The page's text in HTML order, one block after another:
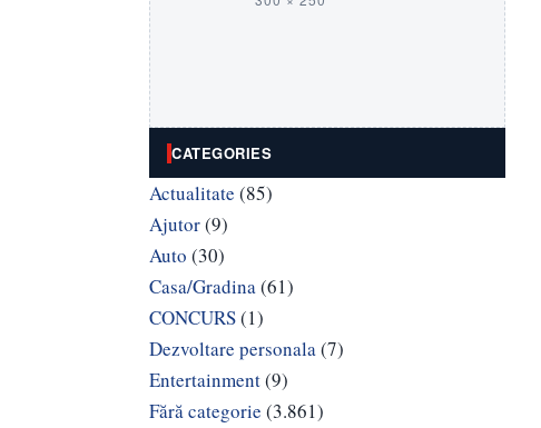
CATEGORIES
Actualitate (85)
Ajutor(9)
Auto (30)
Casa/Gradina(61)
CONCURS(1)
Dezvoltare personala(7)
Entertainment(9)
Fără categorie (3.861)